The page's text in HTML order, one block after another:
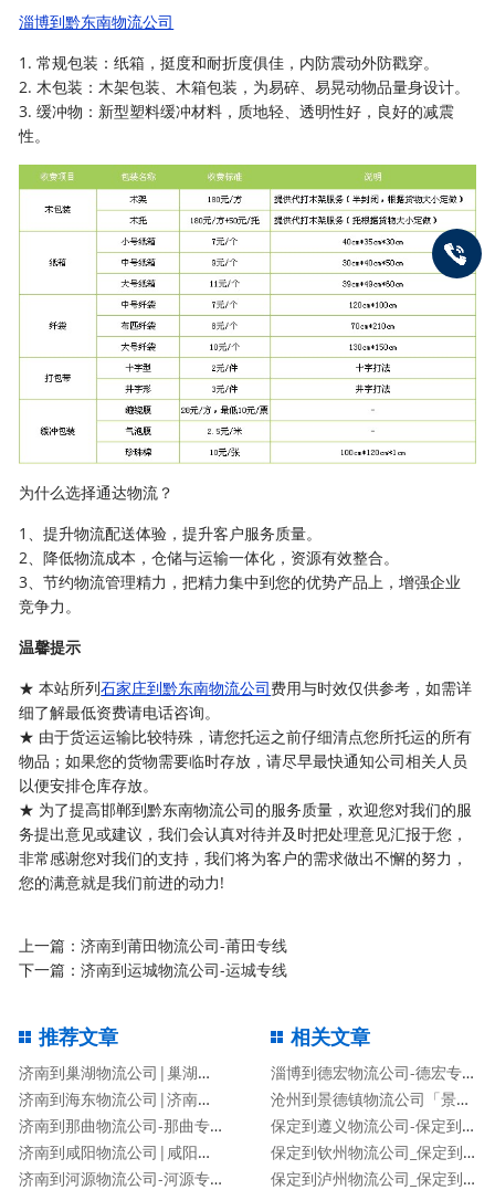
淄博到黔东南物流公司
1. 常规包装：纸箱，挺度和耐折度俱佳，内防震动外防戳穿。
2. 木包装：木架包装、木箱包装，为易碎、易晃动物品量身设计。
3. 缓冲物：新型塑料缓冲材料，质地轻、透明性好，良好的减震
性。
为什么选择通达物流？
1、提升物流配送体验，提升客户服务质量。
2、降低物流成本，仓储与运输一体化，资源有效整合。
3、节约物流管理精力，把精力集中到您的优势产品上，增强企业
竞争力。
温馨提示
★ 本站所列石家庄到黔东南物流公司费用与时效仅供参考，如需详
细了解最低资费请电话咨询。
★ 由于货运运输比较特殊，请您托运之前仔细清点您所托运的所有
物品；如果您的货物需要临时存放，请尽早最快通知公司相关人员
以便安排仓库存放。
★ 为了提高邯郸到黔东南物流公司的服务质量，欢迎您对我们的服
务提出意见或建议，我们会认真对待并及时把处理意见汇报于您，
非常感谢您对我们的支持，我们将为客户的需求做出不懈的努力，
您的满意就是我们前进的动力!
上一篇：济南到莆田物流公司-莆田专线
下一篇：济南到运城物流公司-运城专线
推荐文章
济南到巢湖物流公司|巢湖专线
济南到海东物流公司|济南到海东物流专线
济南到那曲物流公司-那曲专线
济南到咸阳物流公司|咸阳专线
济南到河源物流公司-河源专线
相关文章
淄博到德宏物流公司-德宏专线
沧州到景德镇物流公司「景德镇专线」
保定到遵义物流公司-保定到遵义货运专线
保定到钦州物流公司_保定到钦州物流专线
保定到泸州物流公司_保定到泸州物流专线